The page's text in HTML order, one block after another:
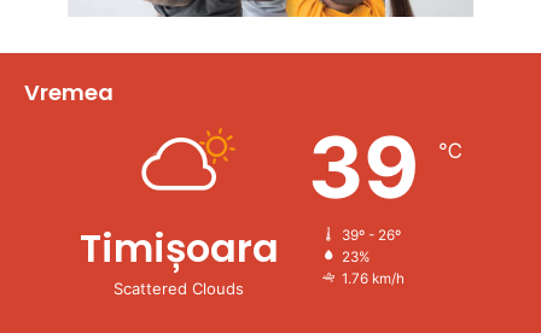
Vremea
Timișoara
Scattered Clouds
39 ℃
39º - 26º
23%
1.76 km/h